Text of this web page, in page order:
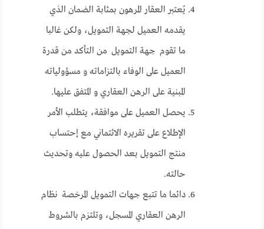
يُعتبر العقار المرهون بمثابة الضمان الذي
يقدمه العميل لجهة التمويل، ولكن غالبا
ما تقوم جهة التمويل من التأكد من قدرة
العميل على الوفاء بالتزاماته و مسؤولياته
المبنية على الرهن العقاري و المتفق عليها.
يحصل العميل على موافقة، يتطلب الأمر
الإطلاع على تقريره الائتماني مع إحتساب
منتج التمويل بعد الحصول عليه وتحديث
حالته.
دائما ما تتبع جهات التمويل المرخصة نظام
الرهن العقاري المسجل، وتلتزم بالشروط